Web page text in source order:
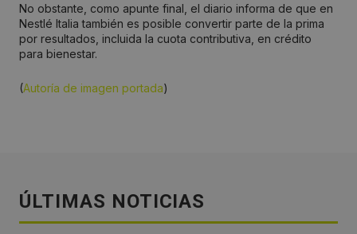
No obstante, como apunte final, el diario informa de que en
Nestlé Italia también es posible convertir parte de la prima
por resultados, incluida la cuota contributiva, en crédito
para bienestar.
(Autoría de imagen portada)
ÚLTIMAS NOTICIAS